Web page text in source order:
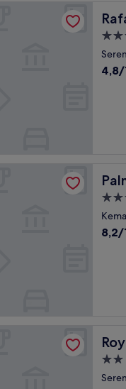
3.0-
4.8
4,8/
3.0-
8.2
8,2/
2.0-